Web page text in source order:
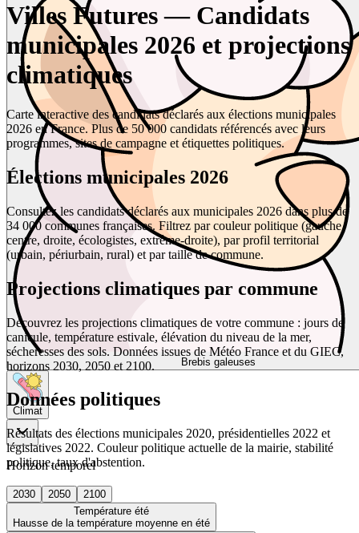
Brebis galeuses
Climat
Horizon temporel
2030 2050
2100
Température été
Hausse de la température moyenne en été
Villes Futures — Candidats
municipales 2026 et projections
climatiques
Carte interactive des candidats déclarés aux élections municipales
2026 en France. Plus de 50 000 candidats référencés avec leurs
programmes, sites de campagne et étiquettes politiques.
Élections municipales 2026
Consultez les candidats déclarés aux municipales 2026 dans plus de
34 000 communes françaises. Filtrez par couleur politique (gauche,
centre, droite, écologistes, extrême-droite), par profil territorial
(urbain, périurbain, rural) et par taille de commune.
Projections climatiques par commune
Découvrez les projections climatiques de votre commune : jours de
canicule, température estivale, élévation du niveau de la mer,
sécheresses des sols. Données issues de Météo France et du GIEC,
horizons 2030, 2050 et 2100.
Données politiques
Résultats des élections municipales 2020, présidentielles 2022 et
législatives 2022. Couleur politique actuelle de la mairie, stabilité
politique, taux d'abstention.